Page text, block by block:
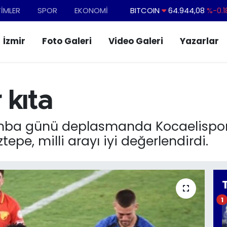
SPOR EKONOMİ BITCOIN 64.944,08 %-
EURO
55,2510
İzmir Foto Galeri Video Galeri Yazarlar
günü deplasmanda
milli arayı iyi değerlendirdi.
1